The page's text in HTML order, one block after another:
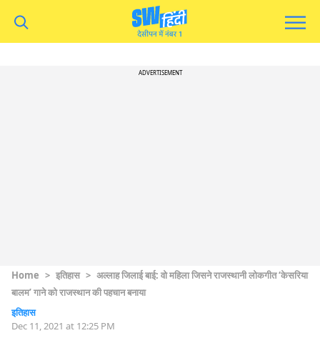
ADVERTISEMENT
Home > इतिहास > अल्लाह जिलाई बाई: वो महिला जिसने राजस्थानी लोकगीत ‘केसरिया
बालम’ गाने को राजस्थान की पहचान बनाया
इतिहास
Dec 11, 2021 at 12:25 PM